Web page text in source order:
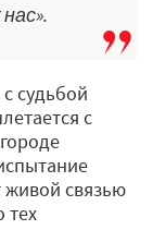
судьбой
с
живой связью
тех